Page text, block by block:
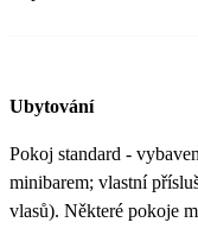
Ubytování
Pokoj standard -
minibarem; vlastní
vlasů). Některé pokoje